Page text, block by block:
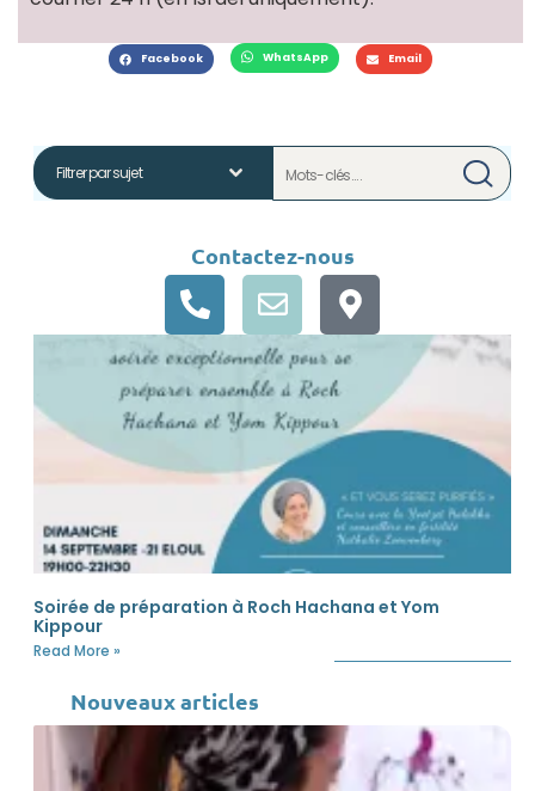
Facebook WhatsApp Email
Contactez-nous
Soirée de préparation à Roch Hachana et Yom
Kippour
Read More »
Nouveaux articles